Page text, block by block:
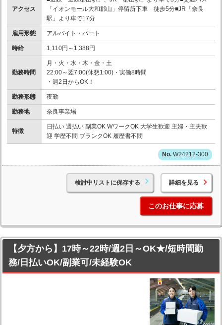
アクセス
「イオンモール大和郡山」停留所下車 徒歩5分■JR「奈良
駅」より車で17分
雇用形態 アルバイト・パート
時給 1,110円～1,388円
勤務時間
月・火・水・木・金・土
22:00～翌7:00(休憩1:00)・実働8時間
・週2日からOK！
勤務形態 夜勤
勤務地 奈良事業場
特徴
日払い 週払い 副業OK WワークOK 大学生歓迎 主婦・主夫歓
迎 学歴不問 ブランクOK 履歴書不問
W24212-300
検討中リストに保存する 詳細を見る
このお仕事に応募
【夕方から】17時～22時/週2日～OK★/短時間勤
務/日払いOK/副業可/未経験OK